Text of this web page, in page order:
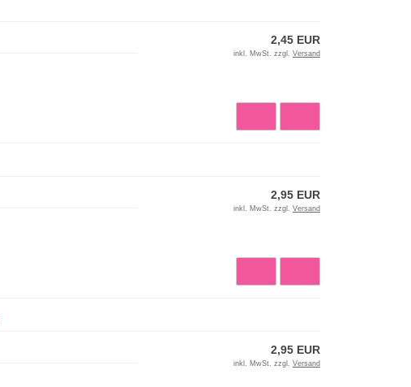
2,45 EUR
inkl. MwSt. zzgl. Versand
2,95 EUR
inkl. MwSt. zzgl. Versand
2,95 EUR
inkl. MwSt. zzgl. Versand